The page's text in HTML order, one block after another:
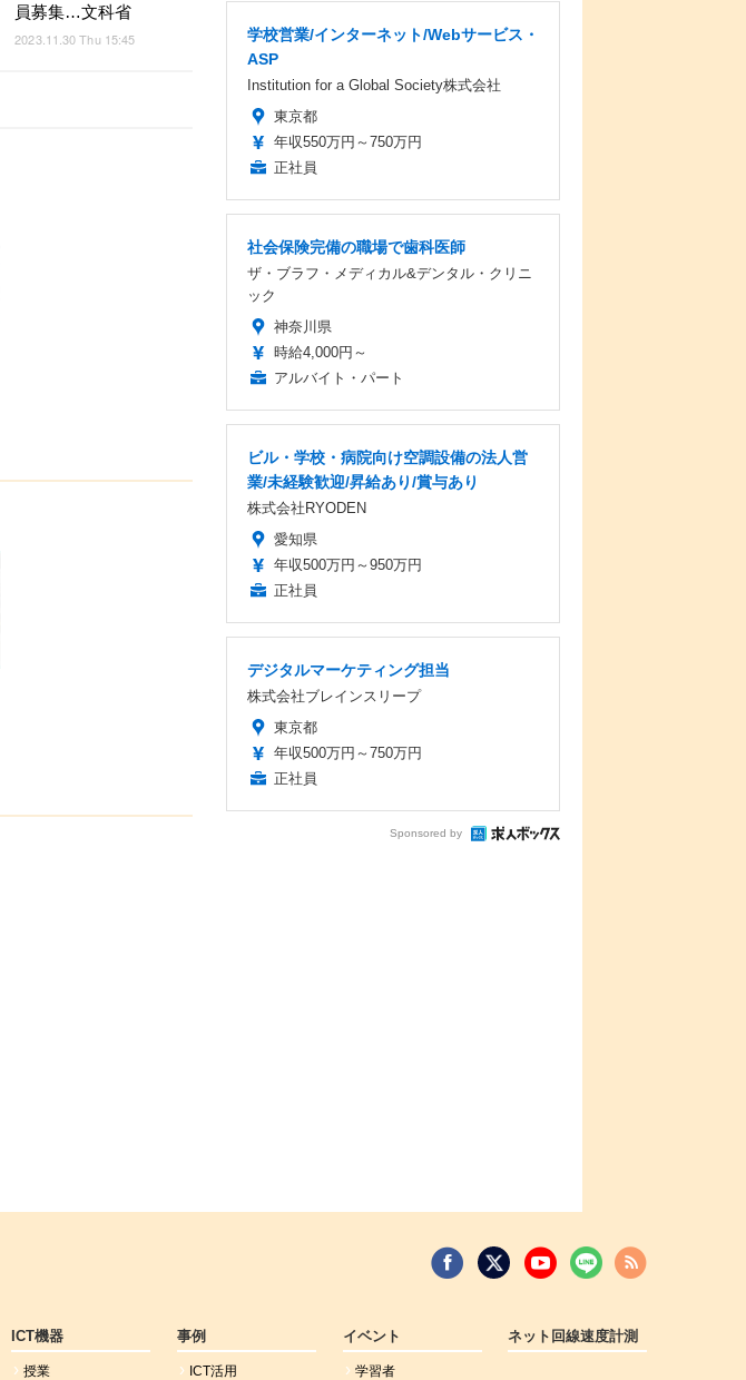
員募集…文科省
2023.11.30 Thu 15:45
学校営業/インターネット/Webサービス・
ASP
Institution for a Global Society株式会社
東京都
年収550万円～750万円
正社員
社会保険完備の職場で歯科医師
ザ・ブラフ・メディカル&デンタル・クリニ
ック
神奈川県
時給4,000円～
アルバイト・パート
ビル・学校・病院向け空調設備の法人営
業/未経験歓迎/昇給あり/賞与あり
株式会社RYODEN
愛知県
年収500万円～950万円
正社員
デジタルマーケティング担当
株式会社ブレインスリープ
東京都
年収500万円～750万円
正社員
Sponsored by
ICT機器
授業
事例
ICT活用
イベント
学習者
ネット回線速度計測